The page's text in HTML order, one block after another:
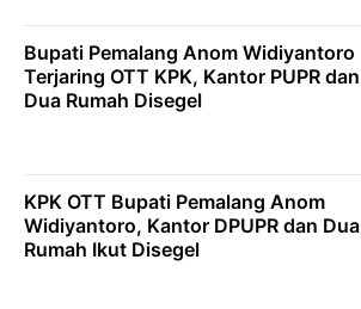
Bupati Pemalang Anom Widiyantoro
Terjaring OTT KPK, Kantor PUPR dan
Dua Rumah Disegel
KPK OTT Bupati Pemalang Anom
Widiyantoro, Kantor DPUPR dan Dua
Rumah Ikut Disegel